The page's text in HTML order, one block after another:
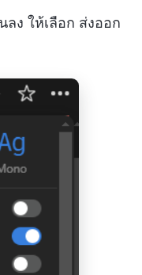
ง ให้เลือก ส่งออก